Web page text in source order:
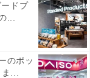
ドプ
...
のポッ
ま...